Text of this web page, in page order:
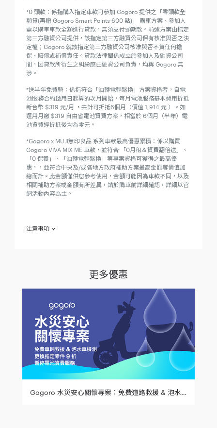
*0 頭款：係指購入指定車款可參加 Gogoro 提供之「零頭款全
額貸(再贈 Gogoro Smart Points 600 點)」 購車方案、參加人
需以購車車款全額進行貸款，無須支付頭期款。前述方案由指定
第三方融資公司提供，該指定第三方融資公司保有核准與否之決
定權；Gogoro 就該指定第三方融資公司核准與否不負任何擔
保、賠償或補償責任。貸款法律關係成立於參加人及融資公司
間，因貸款所衍生之糾紛應由融資公司負責，均與 Gogoro 無
涉。
*送半年免費騎：係指符合「油轉電輕鬆換」方案資格者，自電
池服務合約啟用日起算的次月開始，每月電池服務基本費用折抵
新台幣 $319 元/月 ，共計可折抵6個月（價值 1,914 元 ）。如
選用月繳 $319 自由省電池資費方案，相當於 6個月（半年）電
池資費經折抵後均為零元。
*Gogoro x MUJI無印良品 系列車款最高優惠累積：係以購買
Gogoro VIVA MIX ME 車款，並符合 「0月租＆資費翻倍送」、
「0 保養」、「油轉電輕鬆換」等專案資格可獲得之最高優
惠，，並符合中央及/或各地方政府補助方案最高金額等價值加
總而計。此金額僅供您參考使用，金額可能因為車款不同，以及
相關補助方案或金額有所差異，請於購車前詳細確認，詳細以官
網活動內容為主。
注意事項
二選一，恕不重複選擇。於參加之同時，即視為同意接受本注意
事項之規範；如不同意本注意事項之全部或一部份，請勿參加本
指定車款 ：
Gogoro VIVA MIX ME
Gogoro VIVA ME
「聯名原色安全帽」
係指：GOGOROx MUJI聯名原色 安全
帽一頂 (原色棕-M、原色棕-L、原色灰-M、原色灰-L)，價值
$1780，顏色需與下單車色相同，安全帽將隨車附贈，如遇
缺貨將採後補寄送方式。
補寄視到貨時間採訂單順序陸續安排，以直接寄送至指定地
址的方式（寄送地址為參加人於 Gogoro 官方網站所提供之
即視為交付完成。如 Gogoro 無法成功投遞贈品或聯繫到參
加人（以主動聯絡 3 次為限），或參加人未依 Gogoro聯繫
更多優惠
Gogoro 水災安心關懷專案：免費道路救援 & 泡水車輛檢測、更換指定零件 9 折，以及暫停電池資費服務